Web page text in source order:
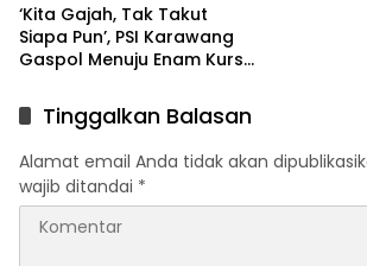
‘Kita Gajah, Tak Takut
Siapa Pun’, PSI Karawang
Gaspol Menuju Enam Kursi
Tinggalkan Balasan
Alamat email Anda tidak akan
wajib ditandai *